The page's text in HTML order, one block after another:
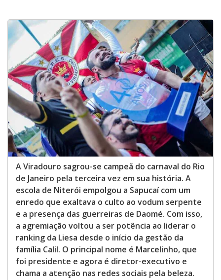
A Viradouro sagrou-se campeã do carnaval do Rio
de Janeiro pela terceira vez em sua história. A
escola de Niterói empolgou a Sapucaí com um
enredo que exaltava o culto ao vodum serpente
e a presença das guerreiras de Daomé. Com isso,
a agremiação voltou a ser potência ao liderar o
ranking da Liesa desde o início da gestão da
família Calil. O principal nome é Marcelinho, que
foi presidente e agora é diretor-executivo e
chama a atenção nas redes sociais pela beleza.